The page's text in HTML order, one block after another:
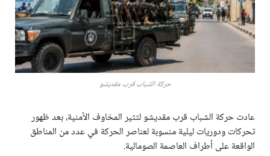
حركة الشباب قرب مقديشو
عادت حركة الشباب قرب مقديشو لتثير المخاوف الأمنية، بعد ظهور
تحركات ودوريات ليلية منسوبة لعناصر الحركة في عدد من المناطق
الواقعة على أطراف العاصمة الصومالية.